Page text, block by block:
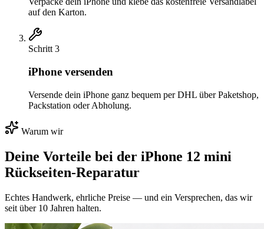
auf den Karton.
Schritt 3
iPhone versenden
Versende dein iPhone ganz bequem per DHL über Paketshop,
Packstation oder Abholung.
Warum wir
Deine Vorteile bei der iPhone 12 mini
Rückseiten-Reparatur
Echtes Handwerk, ehrliche Preise — und ein Versprechen, das wir
seit über 10 Jahren halten.